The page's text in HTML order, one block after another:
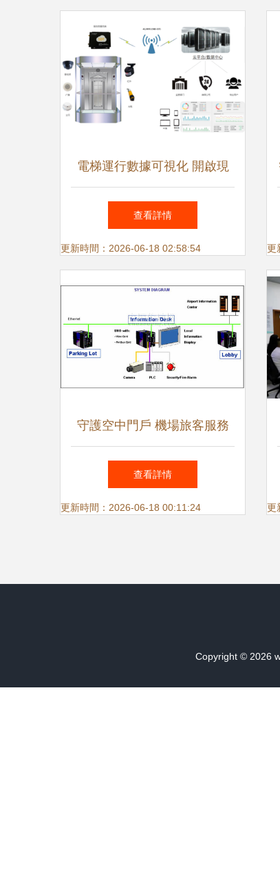
電梯運行數據可視化 開啟現
代智能電梯安全監控新時代
查看詳情
更新時間：2026-06-18 02:58:54 更
守護空中門戶 機場旅客服務
信息系統安全系統監控服務的
核心作用
查看詳情
更新時間：2026-06-18 00:11:24 更
Copyright © 2026